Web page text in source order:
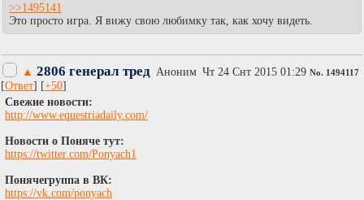
>>1495141
Это просто игра. Я вижу свою любимку так, как хочу видеть.
▲ 2806 генерал тред Аноним Чт 24 Снт 2015 01:29 No. 1494117
[Ответ] [+50]
Свежие новости:
http://www.equestriadaily.com/
Новости о Поняче тут:
https://twitter.com/Ponyach1
Понячегруппа в ВК:
https://vk.com/ponyach